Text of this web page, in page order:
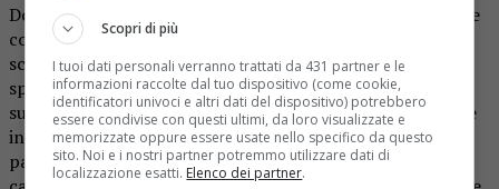
Domenica 29 ottobre in occasione della giornata mondiale
contro l’Ictus celebrale la Compagnia Carovana sarà di
scena al Teatro Comunale di Cossato con Dante ’90, lo
spettacolo musicale che ha raccolto consensi e grande
successo in piazze e teatri nel corso della recente tournée
in Piemonte e Liguria. Lo spettacolo, che vede la
partecipazione diretta del pubblico nell’accompagnare
Scopri di più
I tuoi dati personali verranno trattati da 431 partner e le
informazioni raccolte dal tuo dispositivo (come cookie,
identificatori univoci e altri dati del dispositivo) potrebbero
essere condivise con questi ultimi, da loro visualizzate e
memorizzate oppure essere usate nello specifico da questo
sito. Noi e i nostri partner potremmo utilizzare dati di
localizzazione esatti. Elenco dei partner.